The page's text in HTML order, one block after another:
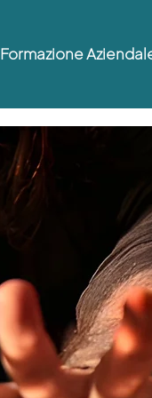
Formazione